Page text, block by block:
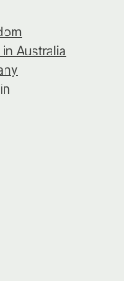
Australia